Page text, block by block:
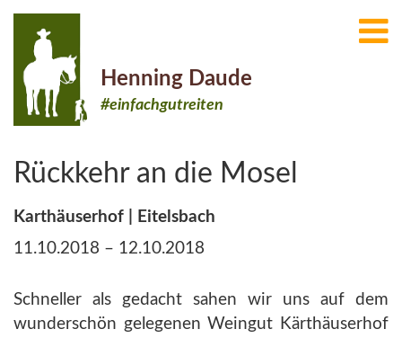
Henning Daude
#einfachgutreiten
Rückkehr an die Mosel
Karthäuserhof | Eitelsbach
11.10.2018 – 12.10.2018
Schneller als gedacht sahen wir uns auf dem
wunderschön gelegenen Weingut Kärthäuserhof